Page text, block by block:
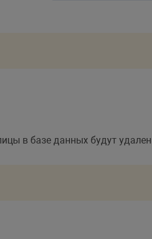
в базе данных будут